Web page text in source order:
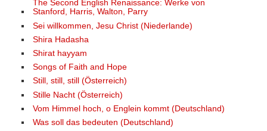
The Second English Renaissance: Werke von
Stanford, Harris, Walton, Parry
Sei willkommen, Jesu Christ (Niederlande)
Shira Hadasha
Shirat hayyam
Songs of Faith and Hope
Still, still, still (Österreich)
Stille Nacht (Österreich)
Vom Himmel hoch, o Englein kommt (Deutschland)
Was soll das bedeuten (Deutschland)